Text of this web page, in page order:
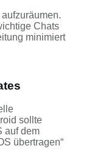
Chats
minimiert
sollte
auf dem
übertragen“